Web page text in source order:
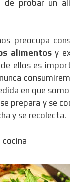
de probar un
preocupa
alimentosy
ellos es
en que
prepara y se
y se recolecta.
cocina